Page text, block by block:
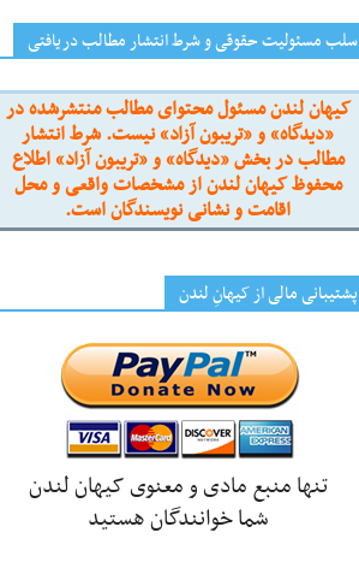
سلب مسئولیت حقوقی و شرط انتشار مطالب دریافتی
کیهان لندن مسئول محتوای مطالب منتشرشده در
«دیدگاه» و «تریبون آزاد» نیست. شرط انتشار
مطالب در بخش «دیدگاه» و «تریبون آزاد» اطلاع
محفوظ کیهان لندن از مشخصات واقعی و محل
اقامت و نشانی نویسندگان است.
پشتیبانی مالی از کیهانِ لندن
تنها منبع مادی و معنوی کیهان لندن
شما خوانندگان هستید